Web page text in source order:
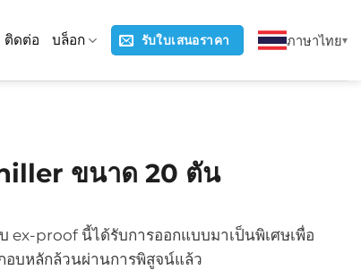
ติดต่อ บล็อก รับใบเสนอราคา ภาษาไทย
ขนาด 20 ตัน
ex-proof นี้ได้รับการออกแบบมาเป็นพิเศษเพื่อ
อบหลักล้วนผ่านการพิสูจน์แล้ว